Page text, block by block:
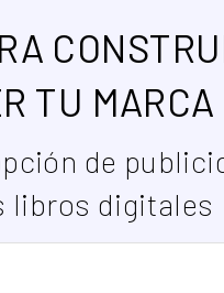
TU MARCA
de
libros digitales